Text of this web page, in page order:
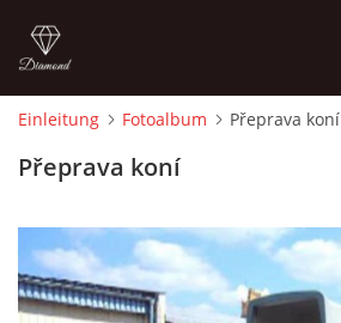
Einleitung Fotoalbum Přeprava koní
Přeprava koní